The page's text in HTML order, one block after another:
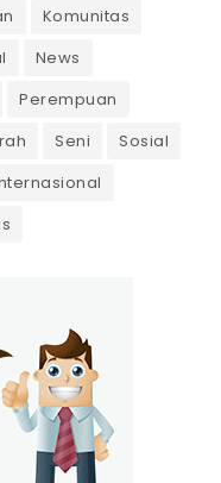
Komunitas
News
Perempuan
Seni
Sosial